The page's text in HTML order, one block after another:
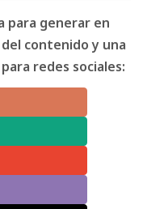
para generar en
contenido y una
redes sociales: